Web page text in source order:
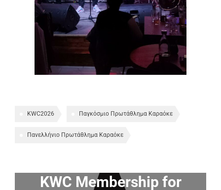
KWC2026 Παγκόσμιο Πρωτάθλημα Καραόκε
Πανελλήνιο Πρωτάθλημα Καραόκε
KWC Membership for